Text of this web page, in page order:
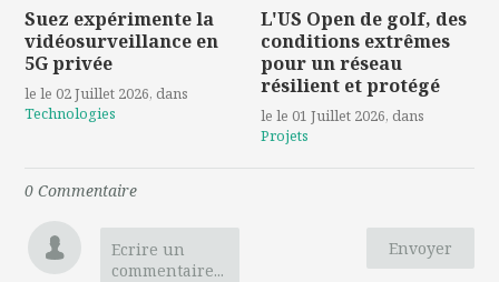
Suez expérimente la
vidéosurveillance en
5G privée
le le 02 Juillet 2026, dans
Technologies
L'US Open de golf, des
conditions extrêmes
pour un réseau
résilient et protégé
le le 01 Juillet 2026, dans
Projets
0 Commentaire
Envoyer
Ecrire un
commentaire...